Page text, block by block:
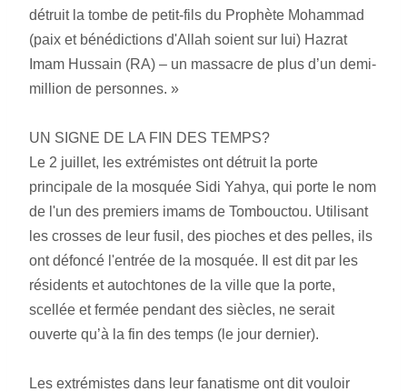
détruit la tombe de petit-fils du Prophète Mohammad
(paix et bénédictions d'Allah soient sur lui) Hazrat
Imam Hussain (RA) – un massacre de plus d’un demi-
million de personnes. »
UN SIGNE DE LA FIN DES TEMPS?
Le 2 juillet, les extrémistes ont détruit la porte
principale de la mosquée Sidi Yahya, qui porte le nom
de l'un des premiers imams de Tombouctou. Utilisant
les crosses de leur fusil, des pioches et des pelles, ils
ont défoncé l'entrée de la mosquée. Il est dit par les
résidents et autochtones de la ville que la porte,
scellée et fermée pendant des siècles, ne serait
ouverte qu’à la fin des temps (le jour dernier).
Les extrémistes dans leur fanatisme ont dit vouloir